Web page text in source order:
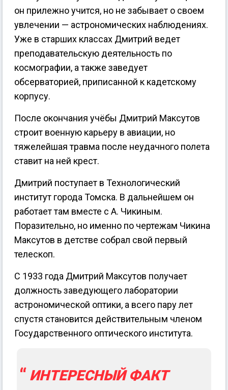
он прилежно учится, но не забывает о своем
увлечении — астрономических наблюдениях.
Уже в старших классах Дмитрий ведет
преподавательскую деятельность по
космографии, а также заведует
обсерваторией, приписанной к кадетскому
корпусу.
После окончания учёбы Дмитрий Максутов
строит военную карьеру в авиации, но
тяжелейшая травма после неудачного полета
ставит на ней крест.
Дмитрий поступает в Технологический
институт города Томска. В дальнейшем он
работает там вместе с А. Чикиным.
Поразительно, но именно по чертежам Чикина
Максутов в детстве собрал свой первый
телескоп.
С 1933 года Дмитрий Максутов получает
должность заведующего лаборатории
астрономической оптики, а всего пару лет
спустя становится действительным членом
Государственного оптического института.
ИНТЕРЕСНЫЙ ФАКТ